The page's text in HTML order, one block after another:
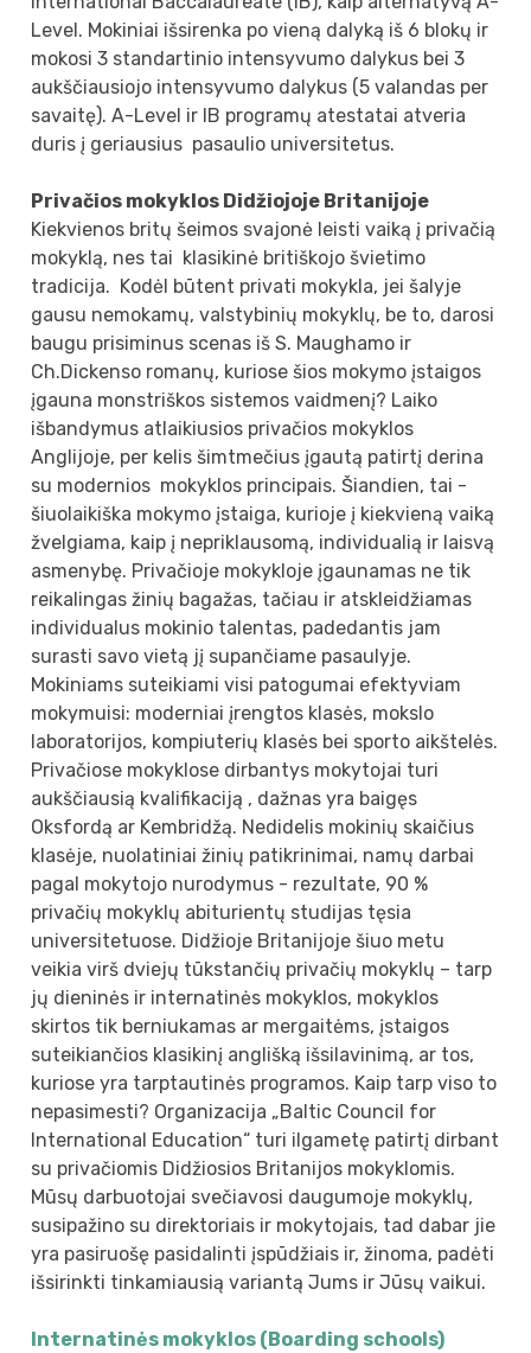
Level. Mokiniai išsirenka po vieną dalyką iš 6 blokų ir
mokosi 3 standartinio intensyvumo dalykus bei 3
aukščiausiojo intensyvumo dalykus (5 valandas per
savaitę). A-Level ir IB programų atestatai atveria
duris į geriausius pasaulio universitetus.
Privačios mokyklos Didžiojoje Britanijoje
Kiekvienos britų šeimos svajonė leisti vaiką į privačią
mokyklą, nes tai klasikinė britiškojo švietimo
tradicija. Kodėl būtent privati mokykla, jei šalyje
gausu nemokamų, valstybinių mokyklų, be to, darosi
baugu prisiminus scenas iš S. Maughamo ir
Ch.Dickenso romanų, kuriose šios mokymo įstaigos
įgauna monstriškos sistemos vaidmenį? Laiko
išbandymus atlaikiusios privačios mokyklos
Anglijoje, per kelis šimtmečius įgautą patirtį derina
su modernios mokyklos principais. Šiandien, tai -
šiuolaikiška mokymo įstaiga, kurioje į kiekvieną vaiką
žvelgiama, kaip į nepriklausomą, individualią ir laisvą
asmenybę. Privačioje mokykloje įgaunamas ne tik
reikalingas žinių bagažas, tačiau ir atskleidžiamas
individualus mokinio talentas, padedantis jam
surasti savo vietą jį supančiame pasaulyje.
Mokiniams suteikiami visi patogumai efektyviam
mokymuisi: moderniai įrengtos klasės, mokslo
laboratorijos, kompiuterių klasės bei sporto aikštelės.
Privačiose mokyklose dirbantys mokytojai turi
aukščiausią kvalifikaciją , dažnas yra baigęs
Oksfordą ar Kembridžą. Nedidelis mokinių skaičius
klasėje, nuolatiniai žinių patikrinimai, namų darbai
pagal mokytojo nurodymus - rezultate, 90 %
privačių mokyklų abiturientų studijas tęsia
universitetuose. Didžioje Britanijoje šiuo metu
veikia virš dviejų tūkstančių privačių mokyklų – tarp
jų dieninės ir internatinės mokyklos, mokyklos
skirtos tik berniukamas ar mergaitėms, įstaigos
suteikiančios klasikinį anglišką išsilavinimą, ar tos,
kuriose yra tarptautinės programos. Kaip tarp viso to
nepasimesti? Organizacija „Baltic Council for
International Education“ turi ilgametę patirtį dirbant
su privačiomis Didžiosios Britanijos mokyklomis.
Mūsų darbuotojai svečiavosi daugumoje mokyklų,
susipažino su direktoriais ir mokytojais, tad dabar jie
yra pasiruošę pasidalinti įspūdžiais ir, žinoma, padėti
išsirinkti tinkamiausią variantą Jums ir Jūsų vaikui.
Internatinės mokyklos (Boarding schools)